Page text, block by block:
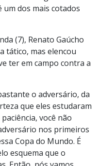
recai sobre o lateral-
dores musculares que
final do segundo
dos mais cotados
(7), Renato Gaúcho
tático, mas elencou
ter em campo contra a
o adversário, da
que eles estudaram
você não